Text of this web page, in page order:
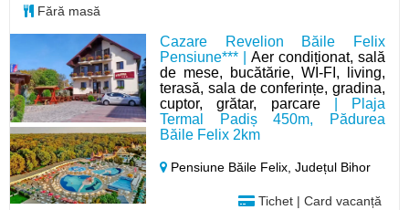
Cazare Revelion Băile Felix
Pensiune*** | Aer condiționat, sală
de mese, bucătărie, WI-FI, living,
terasă, sala de conferințe, gradina,
cuptor, grătar, parcare| Plaja
Termal Padiș 450m, Pădurea
Băile Felix 2km
Pensiune Băile Felix,Județul Bihor
Tichet | Card vacanță
Fără masă